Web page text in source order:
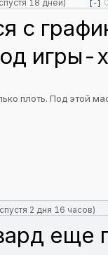
18 дней) [-]
с
игры-
плоть. Под этой
2 дня 16 часов)
еще